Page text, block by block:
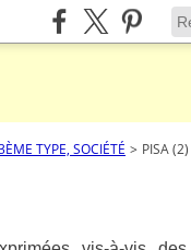
TYPE, SOCIÉTÉ > PISA (2)